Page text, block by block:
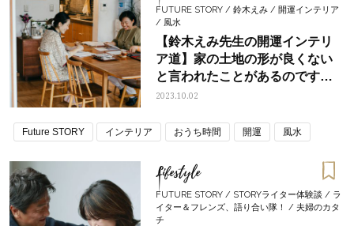
FUTURE STORY / 鈴木えみ / 開運インテリア
/ 風水
【鈴木えみ先生の開運インテリ
ア道】家の土地の形が良くない
と言われたことがあるのです
が、運気を上げるためにはどう
2023.10.02
Future STORY インテリア おうち時間 開運 風水
Lifestyle
FUTURE STORY / STORYライター体験談 / ラ
イター＆フレンズ、語り合い隊！ / 夫婦のカタ
チ